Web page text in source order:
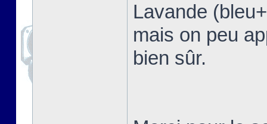
Lavande
mais on peu
bien sûr.